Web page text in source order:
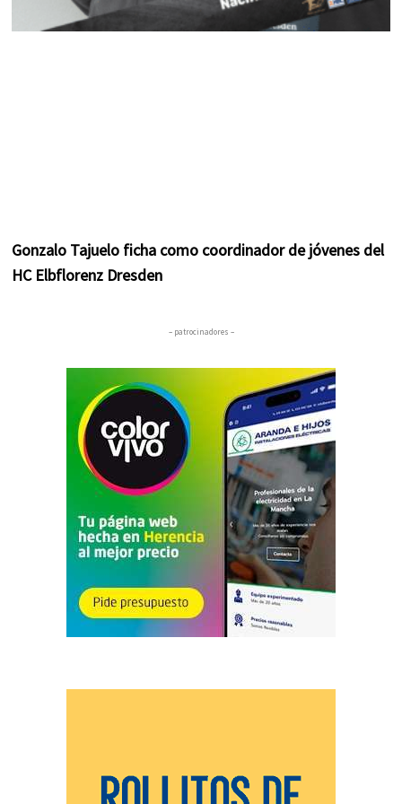
Gonzalo Tajuelo ficha como coordinador de jóvenes del
HC Elbflorenz Dresden
– patrocinadores –